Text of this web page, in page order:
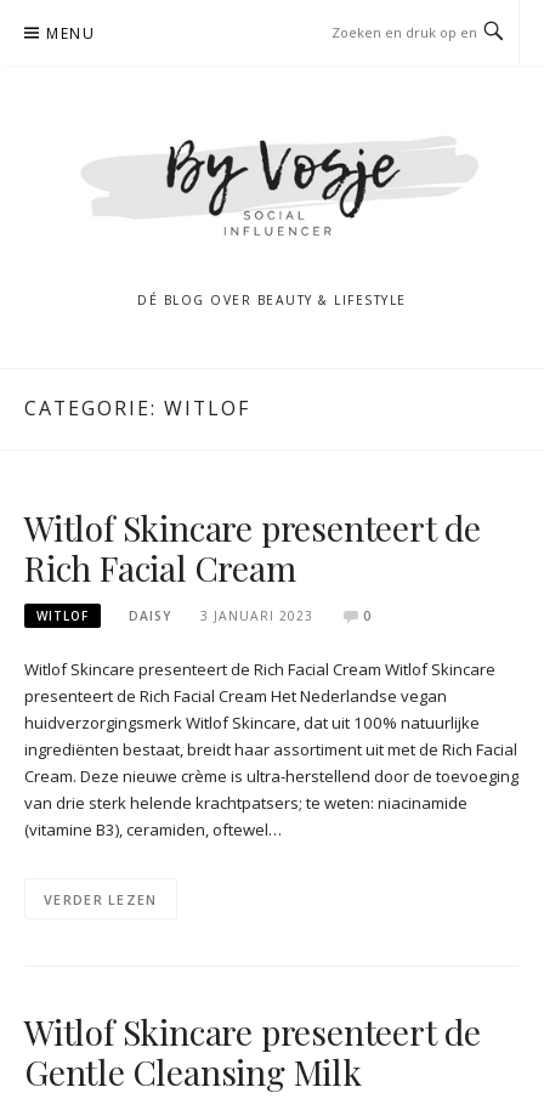
MENU
DÉ BLOG OVER BEAUTY & LIFESTYLE
CATEGORIE: WITLOF
Witlof Skincare presenteert de
Rich Facial Cream
WITLOF DAISY 3 JANUARI 2023 0
Witlof Skincare presenteert de Rich Facial Cream Witlof Skincare
presenteert de Rich Facial Cream Het Nederlandse vegan
huidverzorgingsmerk Witlof Skincare, dat uit 100% natuurlijke
ingrediënten bestaat, breidt haar assortiment uit met de Rich Facial
Cream. Deze nieuwe crème is ultra-herstellend door de toevoeging
van drie sterk helende krachtpatsers; te weten: niacinamide
(vitamine B3), ceramiden, oftewel…
VERDER LEZEN
Witlof Skincare presenteert de
Gentle Cleansing Milk